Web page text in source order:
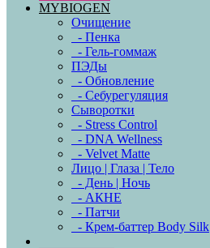
MYBIOGEN
Очищение
- Пенка
- Гель-гоммаж
ПЭДы
- Обновление
- Себурегуляция
Сыворотки
- Stress Control
- DNA Wellness
- Velvet Matte
Лицо | Глаза | Тело
- День | Ночь
- АКНЕ
- Патчи
- Крем-баттер Body Silk